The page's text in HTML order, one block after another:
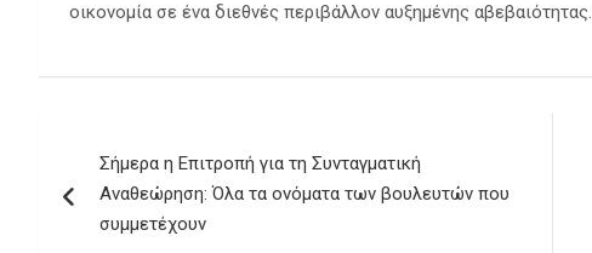
οικονομία σε ένα διεθνές περιβάλλον αυξημένης αβεβαιότητας.
άρθρων
Σήμερα η Επιτροπή για τη Συνταγματική
Αναθεώρηση: Όλα τα ονόματα των βουλευτών που
συμμετέχουν